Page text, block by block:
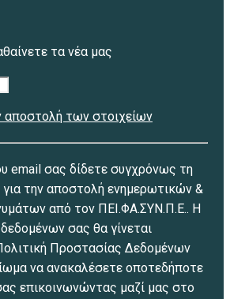
τα νέα μας
αποστολή των στοιχείων
email σας δίδετε συγχρόνως τη
την αποστολή ενημερωτικών &
από τον ΠΕΙ.ΦΑ.ΣΥΝ.Π.Ε.. Η
σας θα γίνεται
Προστασίας Δεδομένων
να ανακαλέσετε οποτεδήποτε
επικοινωνώντας μαζί μας στο